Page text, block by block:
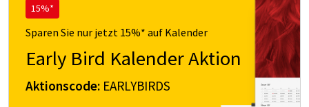
15%*
Sparen Sie nur jetzt 15%* auf Kalender
Early Bird Kalender Aktion
Aktionscode: EARLYBIRDS